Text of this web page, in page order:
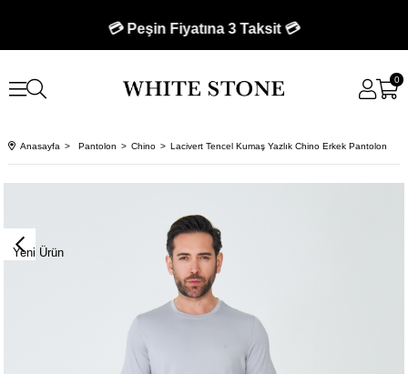
💳 Peşin Fiyatına 3 Taksit 💳
🚚 750 TL Üzeri Kargo Bedava 🚚
0
Anasayfa Pantolon Chino Lacivert Tencel Kumaş Yazlık Chino Erkek Pantolon
Yeni Ürün